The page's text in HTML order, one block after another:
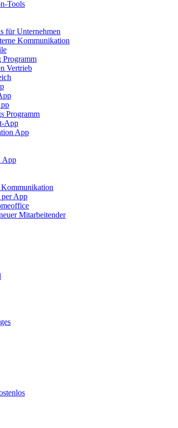
Tools
für Unternehmen
Kommunikation
Programm
Vertrieb
Programm
App
App
App
App
Mitarbeitender